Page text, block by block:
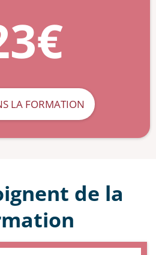
LA FORMATION
de la